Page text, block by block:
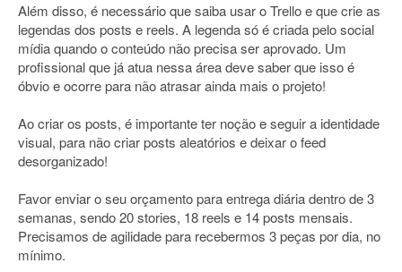
Além disso, é necessário que saiba usar o Trello e que crie as
legendas dos posts e reels. A legenda só é criada pelo social
mídia quando o conteúdo não precisa ser aprovado. Um
profissional que já atua nessa área deve saber que isso é
óbvio e ocorre para não atrasar ainda mais o projeto!
Ao criar os posts, é importante ter noção e seguir a identidade
visual, para não criar posts aleatórios e deixar o feed
desorganizado!
Favor enviar o seu orçamento para entrega diária dentro de 3
semanas, sendo 20 stories, 18 reels e 14 posts mensais.
Precisamos de agilidade para recebermos 3 peças por dia, no
mínimo.